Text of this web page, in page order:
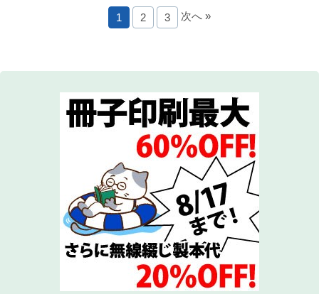
1 2 3 次へ »